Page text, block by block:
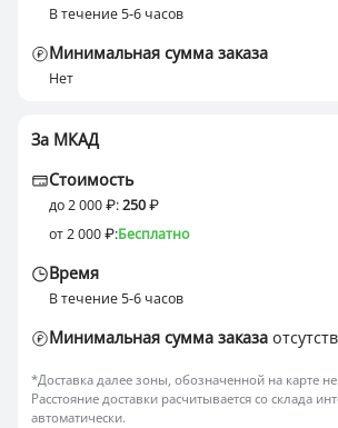
В течение 5-6 часов
Минимальная сумма заказа
Нет
За МКАД
Стоимость
до 2 000 :250
от 2 000
:Бесплатно
Время
В течение 5-6 часов
Минимальная сумма заказа
*Доставка далее зоны, обозначенной на карте не
Расстояние доставки расчитывается со склада
автоматически.